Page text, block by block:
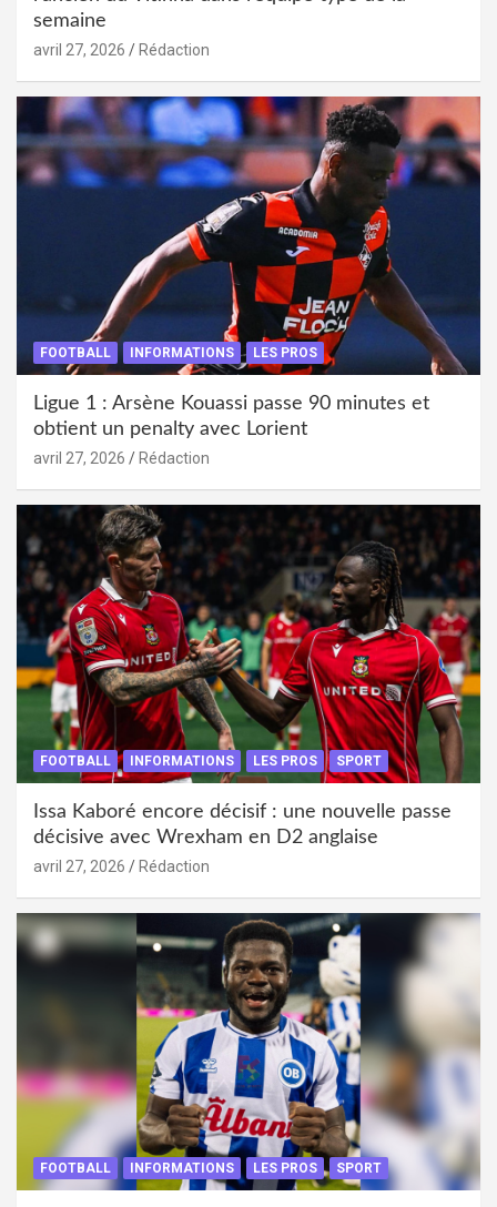
semaine
avril 27, 2026 Rédaction
FOOTBALL INFORMATIONS LES PROS
Ligue 1 : Arsène Kouassi passe 90 minutes et
obtient un penalty avec Lorient
avril 27, 2026 Rédaction
FOOTBALL INFORMATIONS LES PROS SPORT
Issa Kaboré encore décisif : une nouvelle passe
décisive avec Wrexham en D2 anglaise
avril 27, 2026 Rédaction
FOOTBALL INFORMATIONS LES PROS SPORT